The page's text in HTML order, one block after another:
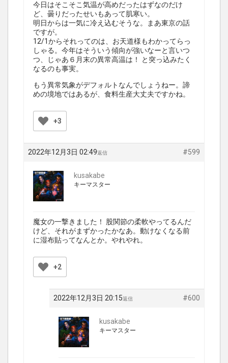
今日はそこそこ気温が高めだったはずなのだけ
ど、曇りだったせいもあって肌寒い。
明日からは一気に冷え込むそうな。まあ東京の話
ですが。
12/1からそれってのは、お天道様もわかってらっ
しゃる。今年はそういう傾向が強いなーと言いつ
つ、じゃあ６月末の異常高温は！ と突っ込みたく
なるのも事実。
もう異常気象がデフォルトなんでしょうねー。諦
めの境地ではあるが、食料生産大丈夫ですかね。
+3
2022年12月3日 02:49 #599
返信
kusakabe
キーマスター
魔女の一撃きました！ 股関節の柔軟やってるんだ
けど、それがまずかったかなあ。動けなくなる前
に湿布貼ってなんとか。やれやれ。
+2
2022年12月3日 20:15 #600
返信
kusakabe
キーマスター